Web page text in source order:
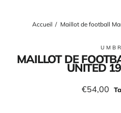
Accueil / Maillot de football
MAILLOT DE
UNITED
Prix
régulier
€54,00